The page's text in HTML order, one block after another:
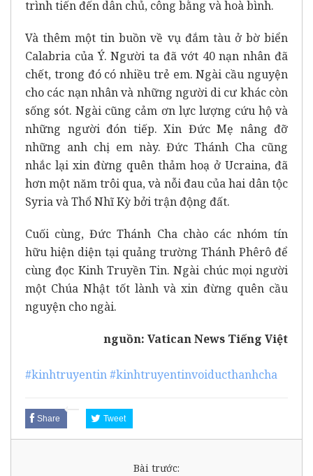
trình tiến đến dân chủ, công bằng và hoà bình.
Và thêm một tin buồn về vụ đắm tàu ở bờ biển
Calabria của Ý. Người ta đã vớt 40 nạn nhân đã
chết, trong đó có nhiều trẻ em. Ngài cầu nguyện
cho các nạn nhân và những người di cư khác còn
sống sót. Ngài cũng cảm ơn lực lượng cứu hộ và
những người đón tiếp. Xin Đức Mẹ nâng đỡ
những anh chị em này. Đức Thánh Cha cũng
nhắc lại xin đừng quên thảm hoạ ở Ucraina, đã
hơn một năm trôi qua, và nỗi đau của hai dân tộc
Syria và Thổ Nhĩ Kỳ bởi trận động đất.
Cuối cùng, Đức Thánh Cha chào các nhóm tín
hữu hiện diện tại quảng trường Thánh Phêrô để
cùng đọc Kinh Truyền Tin. Ngài chúc mọi người
một Chúa Nhật tốt lành và xin đừng quên cầu
nguyện cho ngài.
nguồn: Vatican News Tiếng Việt
#kinhtruyentin#kinhtruyentinvoiducthanhcha
Share Tweet
Bài trước: